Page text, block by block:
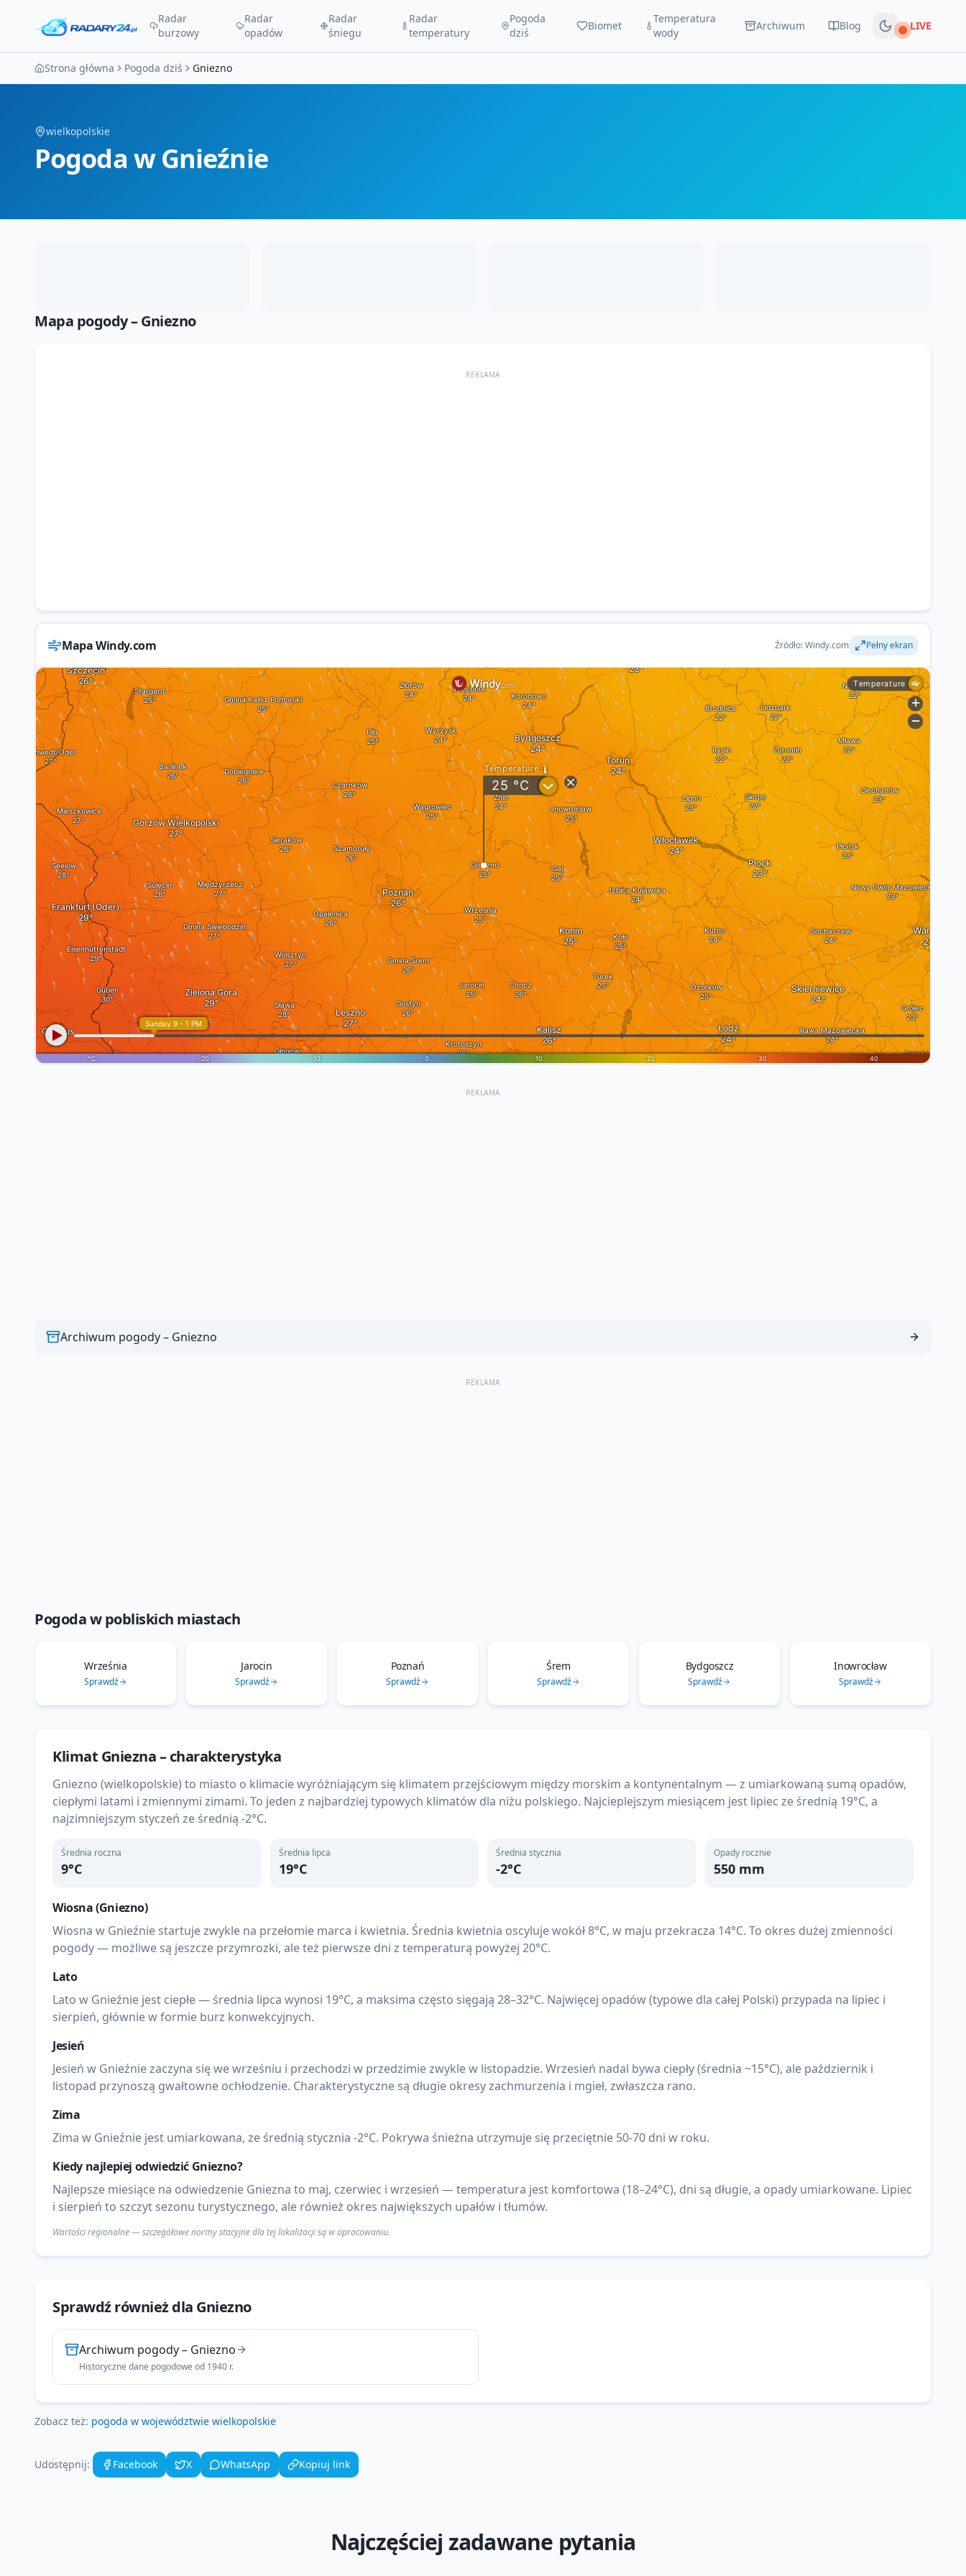
Radar
burzowy
Radar
opadów
Radar
śniegu
Radar
temperatury
Pogoda
dziś
Biomet
Temperatura
wody
Archiwum Blog Na żywo
LIVE
Strona główna Pogoda dziś Gniezno
wielkopolskie
Pogoda w Gnieźnie
Mapa pogody –Gniezno
REKLAMA
Mapa Windy.com Źródło: Windy.com Pełny ekran
REKLAMA
Archiwum pogody – Gniezno
REKLAMA
Pogoda w pobliskich miastach
Września
Sprawdź
Jarocin
Sprawdź
Poznań
Sprawdź
Śrem
Sprawdź
Bydgoszcz
Sprawdź
Inowrocław
Sprawdź
Klimat Gniezna– charakterystyka
Gniezno (wielkopolskie) to miasto o klimacie wyróżniającym się klimatem przejściowym między morskim a kontynentalnym — z umiarkowaną sumą opadów,
ciepłymi latami i zmiennymi zimami. To jeden z najbardziej typowych klimatów dla niżu polskiego. Najcieplejszym miesiącem jest lipiec ze średnią 19°C, a
najzimniejszym styczeń ze średnią -2°C.
Średnia roczna
9°C
Średnia lipca
19°C
Średnia stycznia
-2°C
Opady rocznie
550mm
Wiosna (Gniezno)
Wiosna w Gnieźnie startuje zwykle na przełomie marca i kwietnia. Średnia kwietnia oscyluje wokół 8°C, w maju przekracza 14°C. To okres dużej zmienności
pogody — możliwe są jeszcze przymrozki, ale też pierwsze dni z temperaturą powyżej 20°C.
Lato
Lato w Gnieźnie jest ciepłe — średnia lipca wynosi 19°C, a maksima często sięgają 28–32°C. Najwięcej opadów (typowe dla całej Polski) przypada na lipiec i
sierpień, głównie w formie burz konwekcyjnych.
Jesień
Jesień w Gnieźnie zaczyna się we wrześniu i przechodzi w przedzimie zwykle w listopadzie. Wrzesień nadal bywa ciepły (średnia ~15°C), ale październik i
listopad przynoszą gwałtowne ochłodzenie. Charakterystyczne są długie okresy zachmurzenia i mgieł, zwłaszcza rano.
Zima
Zima w Gnieźnie jest umiarkowana, ze średnią stycznia -2°C. Pokrywa śnieżna utrzymuje się przeciętnie 50-70 dni w roku.
Kiedy najlepiej odwiedzić Gniezno?
Najlepsze miesiące na odwiedzenie Gniezna to maj, czerwiec i wrzesień — temperatura jest komfortowa (18–24°C), dni są długie, a opady umiarkowane. Lipiec
i sierpień to szczyt sezonu turystycznego, ale również okres największych upałów i tłumów.
Wartości regionalne — szczegółowe normy stacyjne dla tej lokalizacji są w opracowaniu.
Sprawdź również dla Gniezno
Archiwum pogody– Gniezno
Historyczne dane pogodowe od 1940 r.
Zobacz też: pogoda w województwie wielkopolskie
Udostępnij: Facebook X WhatsApp Kopiuj link
Najczęściej zadawane pytania